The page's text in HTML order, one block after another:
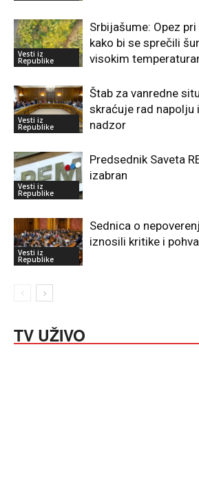
Vesti iz
Republike
Srbijašume: Opez
kako bi se sprečili
visokim
Vesti iz
Republike
Štab za vanredne
skraćuje rad napolju
nadzor
Vesti iz
Republike
Predsednik Saveta
izabran
Vesti iz
Republike
Sednica o
iznosili kritike i
TV UŽIVO